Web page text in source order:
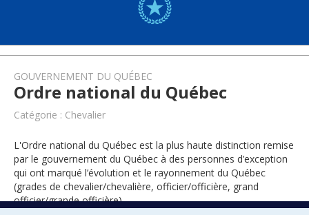
GOUVERNEMENT DU QUÉBEC
Ordre national du Québec
Catégorie : Chevalier
L'Ordre national du Québec est la plus haute distinction remise
par le gouvernement du Québec à des personnes d’exception
qui ont marqué l’évolution et le rayonnement du Québec
(grades de chevalier/chevalière, officier/officière, grand
officier/grande officière).